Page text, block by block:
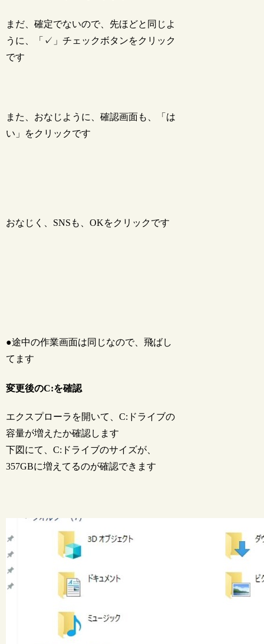
まだ、確定でないので、先ほどと同じよ
うに、「✓」チェックボタンをクリック
です
また、おなじように、確認画面も、「は
い」をクリックです
おなじく、SNSも、OKをクリックです
●途中の作業画面は同じなので、飛ばし
てます
変更後のC:を確認
エクスプローラを開いて、C:ドライブの
容量が増えたか確認します
下図にて、C:ドライブのサイズが、
357GBに増えてるのが確認できます